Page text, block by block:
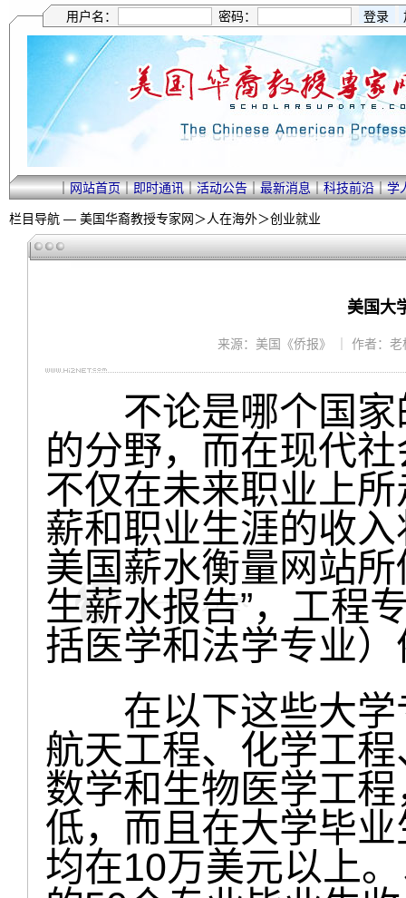
用户名： 密码：
｜网站首页｜即时通讯｜活动公告｜最新消息｜科技前沿｜学
栏目导航 — 美国华裔教授专家网＞人在海外＞创业就业
美国大
来源：美国《侨报》 ｜ 作者：
不论是哪个国家
的分野，而在现代
不仅在未来职业上
薪和职业生涯的收
美国薪水衡量网站
生薪水报告”，工程
括医学和法学专业）
在以下这些大学
航天工程、化学工
数学和生物医学工
低，而且在大学毕
均在10万美元以上